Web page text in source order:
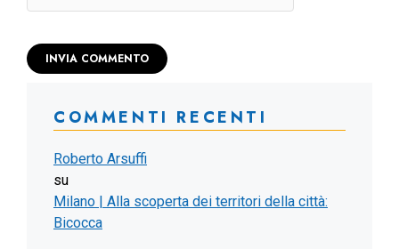
COMMENTI RECENTI
Roberto Arsuffi
su
Milano | Alla scoperta dei territori della città:
Bicocca